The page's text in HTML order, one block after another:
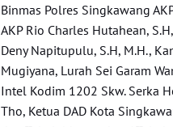
Binmas Polres Singkawang
AKP Rio Charles Hutahean,
Deny Napitupulu, S.H, M.H.,
Mugiyana, Lurah Sei Garam
Intel Kodim 1202 Skw. Serka
Tho, Ketua DAD Kota